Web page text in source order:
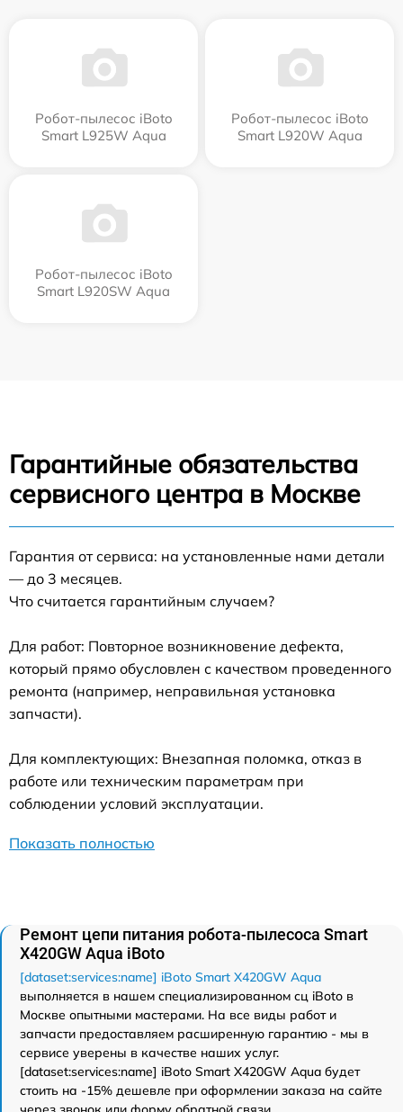
Робот-пылесос iBoto
Smart L925W Aqua
Робот-пылесос iBoto
Smart L920W Aqua
Робот-пылесос iBoto
Smart L920SW Aqua
Гарантийные обязательства
сервисного центра в Москве
Гарантия от сервиса: на установленные нами детали
— до 3 месяцев.
Что считается гарантийным случаем?
Для работ: Повторное возникновение дефекта,
который прямо обусловлен с качеством проведенного
ремонта (например, неправильная установка
запчасти).
Для комплектующих: Внезапная поломка, отказ в
работе или техническим параметрам при
соблюдении условий эксплуатации.
Показать полностью
Ремонт цепи питания робота-пылесоса Smart
Х420GW Aqua iBoto
[dataset:services:name] iBoto Smart Х420GW Aqua
выполняется в нашем специализированном сц iBoto в
Москве опытными мастерами. На все виды работ и
запчасти предоставляем расширенную гарантию - мы в
сервисе уверены в качестве наших услуг.
[dataset:services:name] iBoto Smart Х420GW Aqua будет
стоить на -15% дешевле при оформлении заказа на сайте